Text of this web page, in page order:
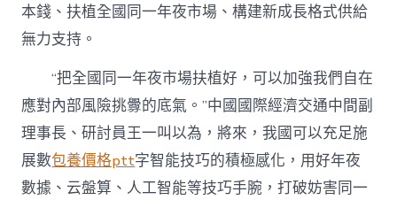
本錢、扶植全國同一年夜市場、構建新成長格式供給
無力支持。
“把全國同一年夜市場扶植好，可以加強我們自在
應對內部風險挑釁的底氣。”中國國際經濟交通中間副
理事長、研討員王一叫以為，將來，我國可以充足施
展數包養價格ptt字智能技巧的積極感化，用好年夜
數據、云盤算、人工智能等技巧手腕，打破妨害同一